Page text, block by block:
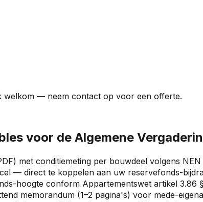
welkom — neem contact op voor een offerte.
voor de Algemene
met conditiemeting per bouwdeel volgens
— direct te koppelen aan uw reservefonds-
hoogte conform Appartementswet artikel 3.86
memorandum (1–2 pagina's) voor mede-